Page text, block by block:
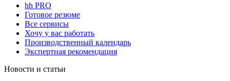
hh PRO
Готовое резюме
Все сервисы
Хочу у вас работать
Производственный календарь
Экспертная рекомендация
Новости и статьи